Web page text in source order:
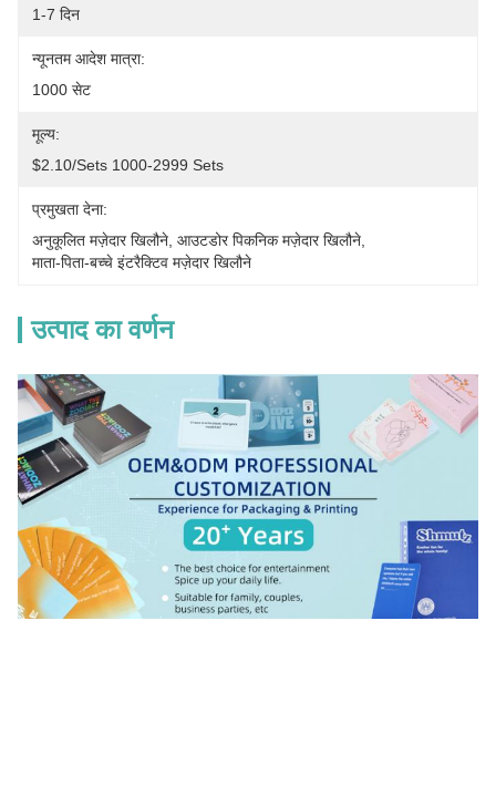
1-7 दिन
न्यूनतम आदेश मात्रा:
1000 सेट
मूल्य:
$2.10/sets 1000-2999 Sets
प्रमुखता देना:
अनुकूलित मज़ेदार खिलौने आउटडोर पिकनिक मज़ेदार खिलौने
माता-पिता-बच्चे इंटरैक्टिव मज़ेदार खिलौने
उत्पाद का वर्णन